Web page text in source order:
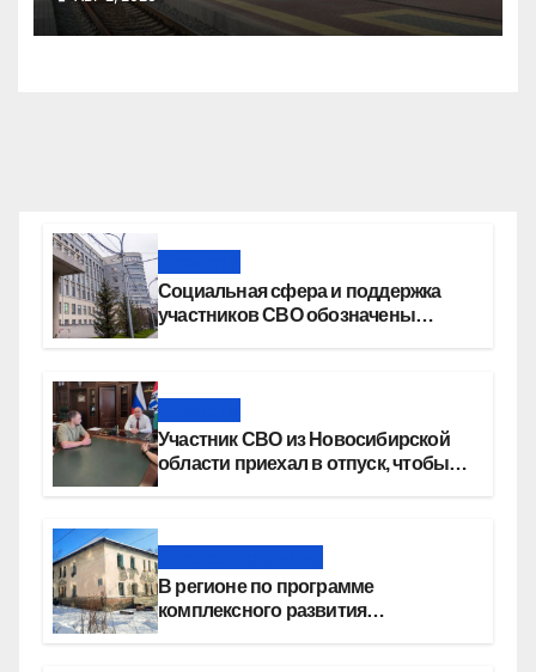
поздравления
Социальная сфера и поддержка
участников СВО обозначены
Участник СВО из Новосибирской
области приехал в отпуск, чтобы
В регионе по программе
комплексного развития